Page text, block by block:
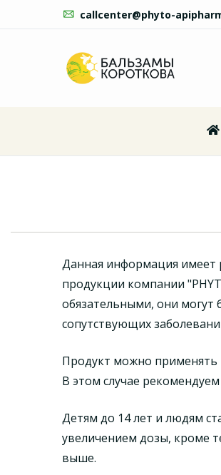
callcenter@phyto-
Данная информация
продукции компании
обязательными, они
сопутствующих
Продукт можно применять
В этом случае
Детям до 14 лет и людям
увеличением дозы, кроме
выше.